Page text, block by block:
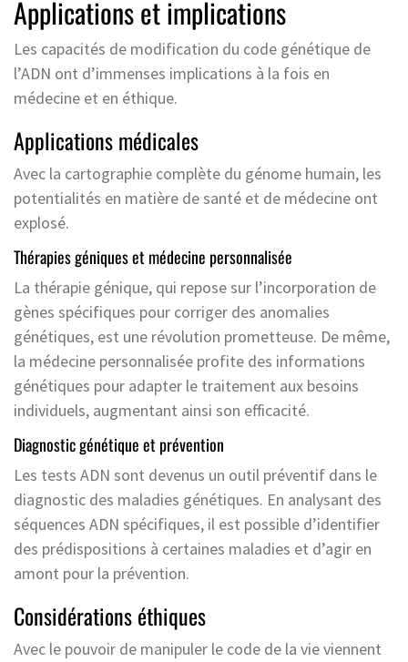
Applications et implications
Les capacités de modification du code génétique de
l’ADN ont d’immenses implications à la fois en
médecine et en éthique.
Applications médicales
Avec la cartographie complète du génome humain, les
potentialités en matière de santé et de médecine ont
explosé.
Thérapies géniques et médecine personnalisée
La thérapie génique, qui repose sur l’incorporation de
gènes spécifiques pour corriger des anomalies
génétiques, est une révolution prometteuse. De même,
la médecine personnalisée profite des informations
génétiques pour adapter le traitement aux besoins
individuels, augmentant ainsi son efficacité.
Diagnostic génétique et prévention
Les tests ADN sont devenus un outil préventif dans le
diagnostic des maladies génétiques. En analysant des
séquences ADN spécifiques, il est possible d’identifier
des prédispositions à certaines maladies et d’agir en
amont pour la prévention.
Considérations éthiques
Avec le pouvoir de manipuler le code de la vie viennent